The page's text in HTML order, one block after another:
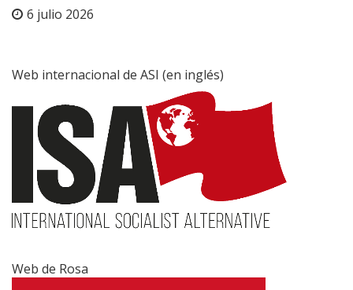
6 julio 2026
Web internacional de ASI (en inglés)
Web de Rosa